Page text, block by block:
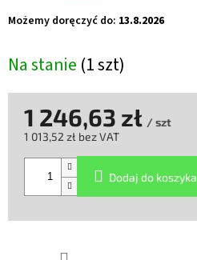
Na stanie (1 szt)
Możemy doręczyć do: 13.8.2026
1 246,63 zł / szt
1 013,52 zł bez VAT
jednostkowa:
Dodaj do koszyka